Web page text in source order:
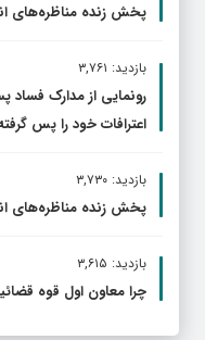
پخش زنده مناظره‌های
بازدید: ۳,۷۶۱
رونمایی از مدارک فساد
اعترافات خود را پس
بازدید: ۳,۷۳۰
پخش زنده مناظره‌های
بازدید: ۳,۶۱۵
چرا معاون اول قوه